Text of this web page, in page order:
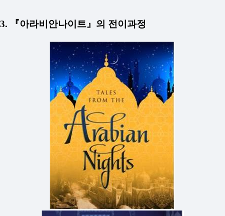
3. 『아라비안나이트』의 전이과정